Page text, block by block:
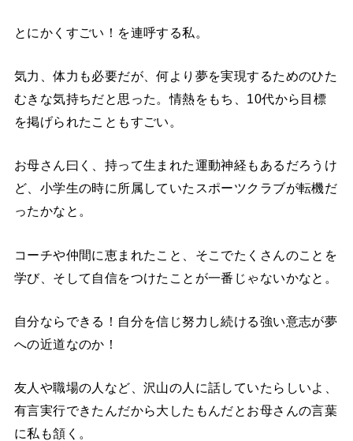
とにかくすごい！を連呼する私。
気力、体力も必要だが、何より夢を実現するためのひた
むきな気持ちだと思った。情熱をもち、 10代から目標
を掲げられたこともすごい。
お母さん曰く、持って生まれた運動神経もあるだろうけ
ど、小学生の時に所属していたスポーツクラブが転機だ
ったかなと。
コーチや仲間に恵まれたこと、そこでたくさんのことを
学び、そして自信をつけたことが一番じゃないかなと。
自分ならできる！自分を信じ努力し続ける強い意志が夢
への近道なのか！
友人や職場の人など、沢山の人に話していたらしいよ、
有言実行できたんだから大したもんだとお母さんの言葉
に私も頷く。